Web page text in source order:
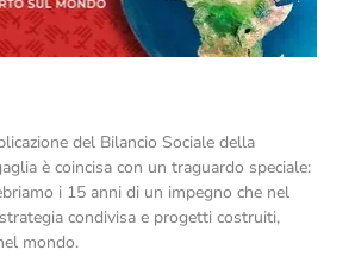
del Bilancio Sociale della
è coincisa con un traguardo speciale:
i 15 anni di un impegno che nel
condivisa e progetti costruiti,
mondo.